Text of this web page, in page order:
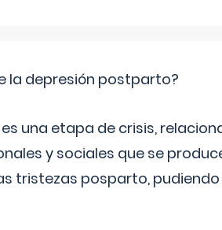
la depresión postparto?
una etapa de crisis,
y sociales que se
tristezas posparto,